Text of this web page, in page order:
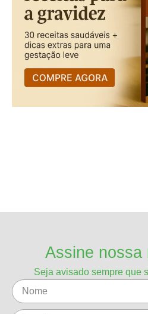
Assine nossa
Seja avisado sempre que